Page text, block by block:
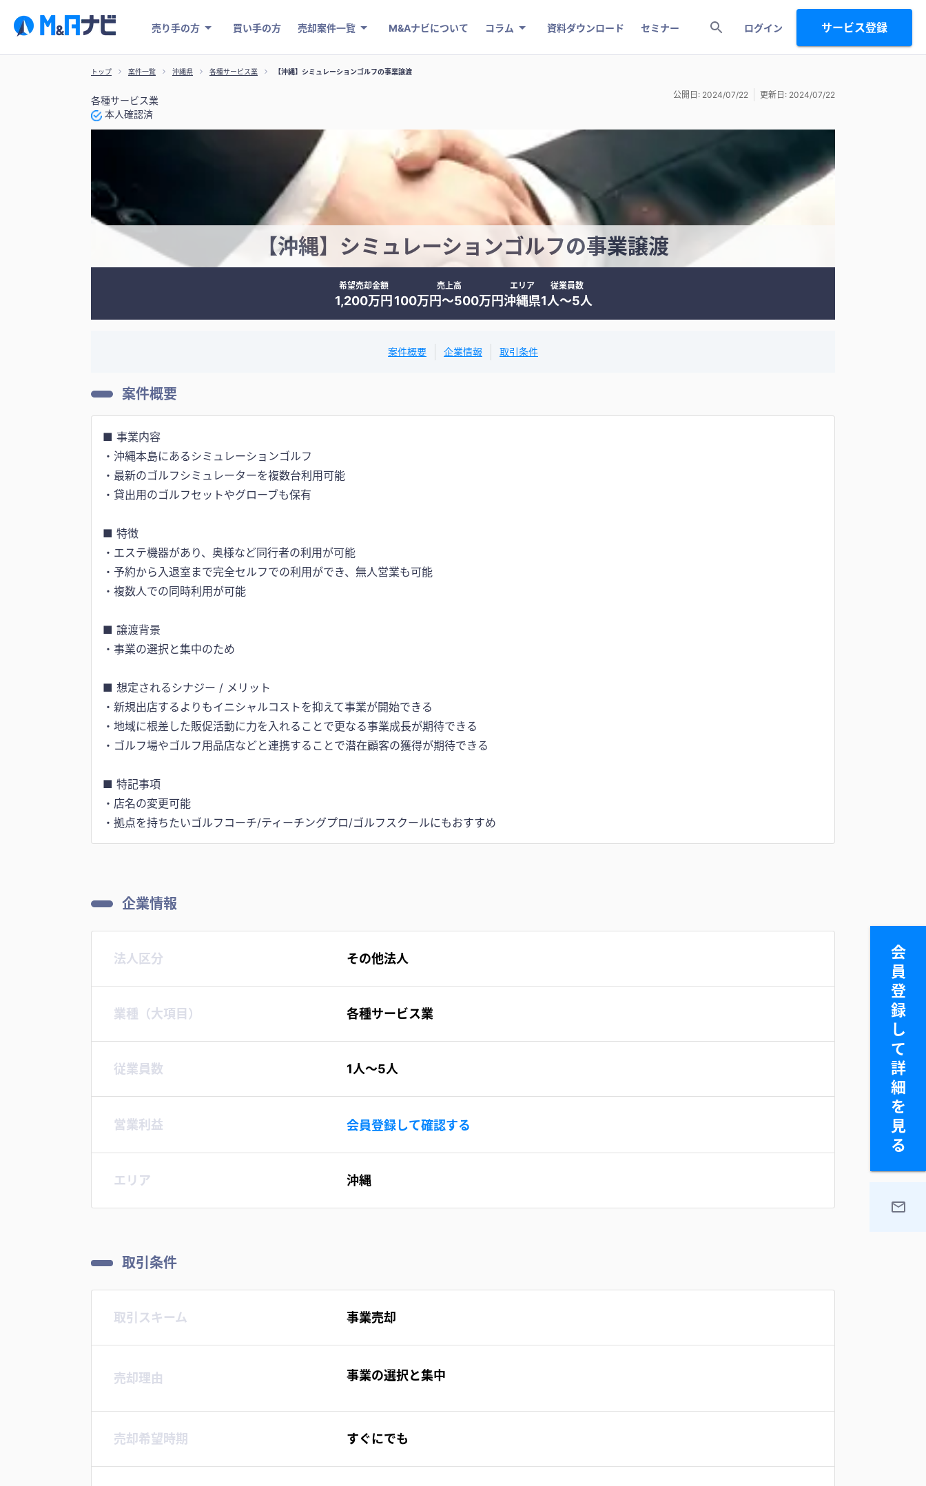
売り手の方 買い手の方 売却案件一覧 M&Aナビについて コラム 資料ダウンロード セミナー ログイン サービス登録
トップ 案件一覧 沖縄県 各種サービス業 【沖縄】シミュレーションゴルフの事業譲渡
各種サービス業
本人確認済
公開日: 2024/07/22 更新日: 2024/07/22
【沖縄】シミュレーションゴルフの事業譲渡
希望売却金額
1,200万円
売上高
100万円〜500万円
エリア
沖縄県
従業員数
1人〜5人
案件概要 企業情報 取引条件
案件概要
■ 事業内容
・沖縄本島にあるシミュレーションゴルフ
・最新のゴルフシミュレーターを複数台利用可能
・貸出用のゴルフセットやグローブも保有
■ 特徴
・エステ機器があり、奥様など同行者の利用が可能
・予約から入退室まで完全セルフでの利用ができ、無人営業も可能
・複数人での同時利用が可能
■ 譲渡背景
・事業の選択と集中のため
■ 想定されるシナジー / メリット
・新規出店するよりもイニシャルコストを抑えて事業が開始できる
・地域に根差した販促活動に力を入れることで更なる事業成長が期待できる
・ゴルフ場やゴルフ用品店などと連携することで潜在顧客の獲得が期待できる
■ 特記事項
・店名の変更可能
・拠点を持ちたいゴルフコーチ/ティーチングプロ/ゴルフスクールにもおすすめ
企業情報
法人区分 その他法人
業種（大項目） 各種サービス業
従業員数 1人〜5人
営業利益 会員登録して確認する
エリア 沖縄
取引条件
取引スキーム 事業売却
売却理由 事業の選択と集中
売却希望時期 すぐにでも
会
員
登
録
し
て
詳
細
を
見
る